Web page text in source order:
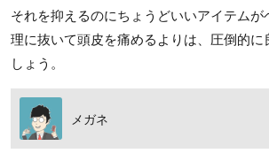
それを抑えるのにちょうどいいアイテム
理に抜いて頭皮を痛めるよりは、圧倒的に
しょう。
メガネ